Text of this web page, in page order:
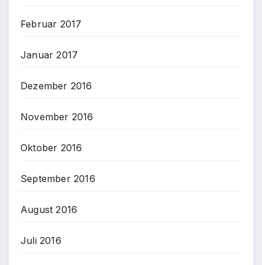
Februar 2017
Januar 2017
Dezember 2016
November 2016
Oktober 2016
September 2016
August 2016
Juli 2016